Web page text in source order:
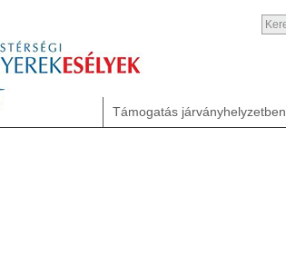
Támogatás járványhelyzetben